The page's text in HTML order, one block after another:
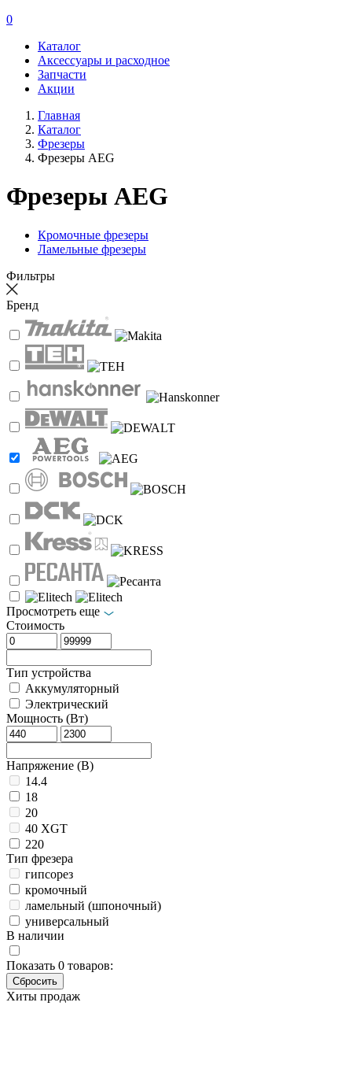
0
Каталог
Аксессуары и расходное
Запчасти
Акции
Главная
Каталог
Фрезеры
Фрезеры AEG
Фрезеры AEG
Кромочные фрезеры
Ламельные фрезеры
Фильтры
Бренд
Просмотреть еще
Стоимость
Тип устройства
Аккумуляторный
Электрический
Мощность (Вт)
Напряжение (В)
14.4
18
20
40 XGT
220
Тип фрезера
гипсорез
кромочный
ламельный (шпоночный)
универсальный
В наличии
Показать 0 товаров:
Хиты продаж